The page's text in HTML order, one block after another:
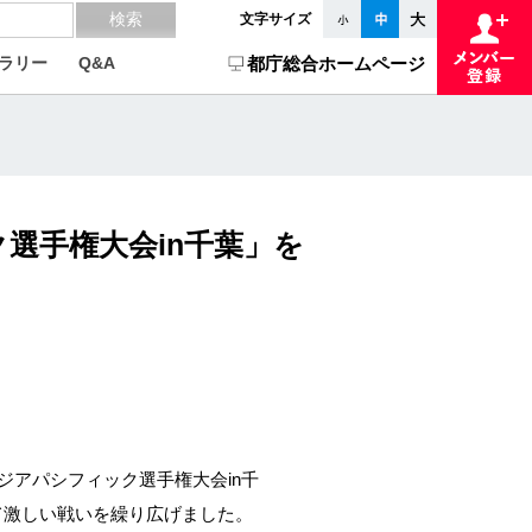
文字サイズ
リー Q&A 都庁総合ホームページ
手権大会in千葉」を
アパシフィック選手権大会in千
しい戦いを繰り広げました。